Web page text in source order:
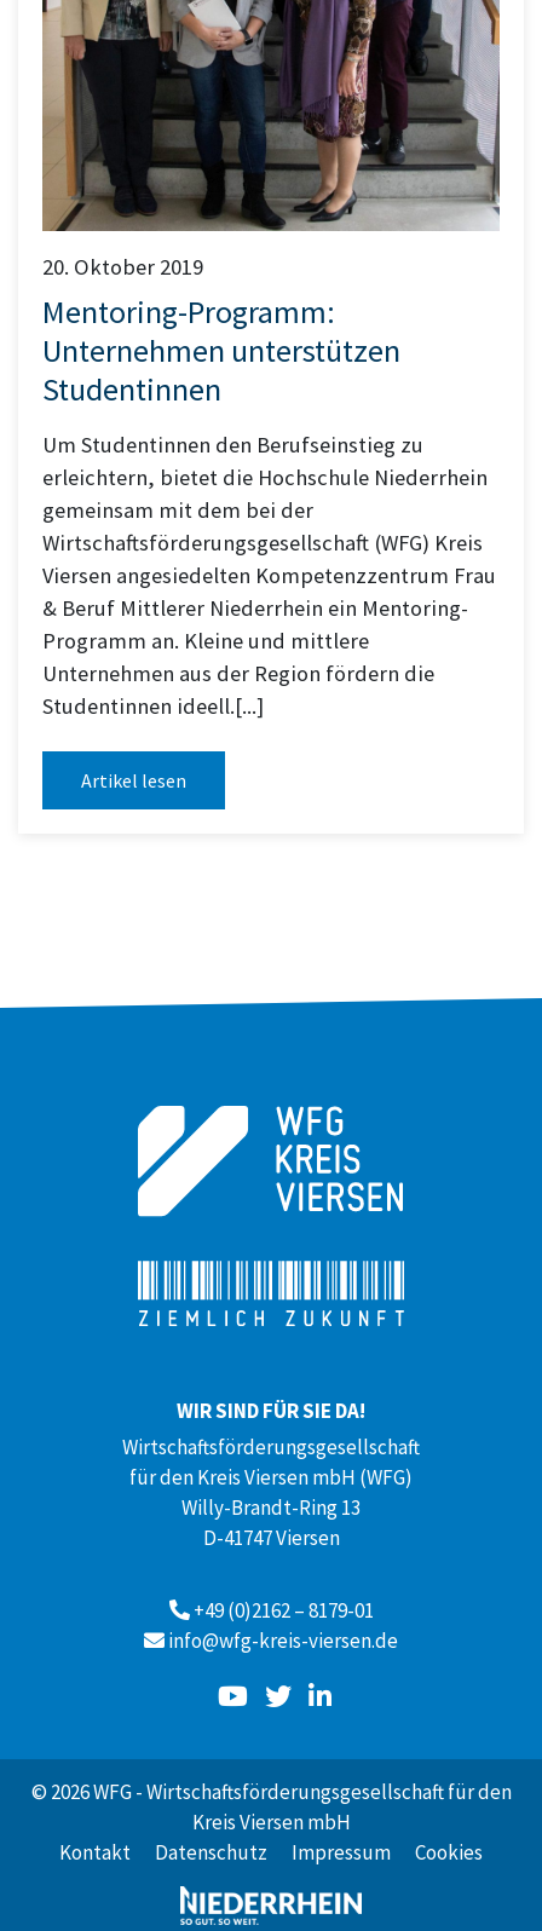
20. Oktober 2019
Mentoring-Programm:
Unternehmen unterstützen
Studentinnen
Um Studentinnen den Berufseinstieg zu
erleichtern, bietet die Hochschule Niederrhein
gemeinsam mit dem bei der
Wirtschaftsförderungsgesellschaft (WFG) Kreis
Viersen angesiedelten Kompetenzzentrum Frau
& Beruf Mittlerer Niederrhein ein Mentoring-
Programm an. Kleine und mittlere
Unternehmen aus der Region fördern die
Studentinnen ideell.[...]
Artikel lesen
WIR SIND FÜR SIE DA!
Wirtschaftsförderungsgesellschaft
für den Kreis Viersen mbH (WFG)
Willy-Brandt-Ring 13
D-41747 Viersen
+49 (0)2162 – 8179-01
info@wfg-kreis-viersen.de
© 2026 WFG - Wirtschaftsförderungsgesellschaft für den
Kreis Viersen mbH
Kontakt
Datenschutz Impressum Cookies